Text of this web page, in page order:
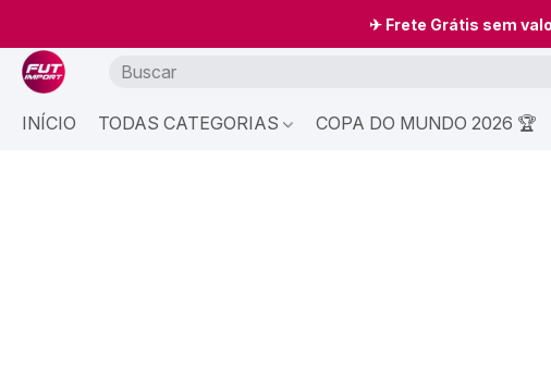
✈ Frete Grátis sem
INÍCIO TODAS CATEGORIAS COPA DO MUNDO 2026 🏆